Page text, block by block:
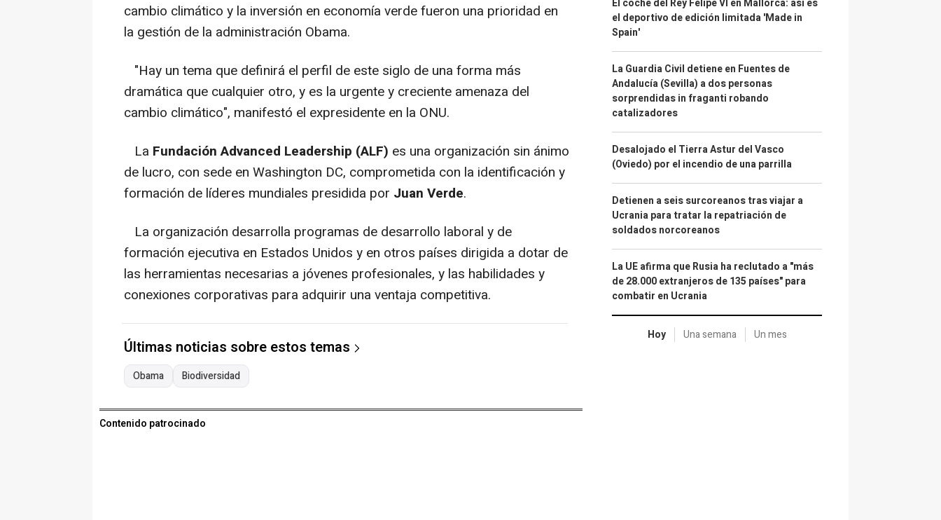
cambio climático y la inversión en economía verde fueron una prioridad en
la gestión de la administración Obama.
"Hay un tema que definirá el perfil de este siglo de una forma más
dramática que cualquier otro, y es la urgente y creciente amenaza del
cambio climático", manifestó el expresidente en la ONU.
La Fundación Advanced Leadership (ALF) es una organización sin ánimo
de lucro, con sede en Washington DC, comprometida con la identificación y
formación de líderes mundiales presidida por Juan Verde.
La organización desarrolla programas de desarrollo laboral y de
formación ejecutiva en Estados Unidos y en otros países dirigida a dotar de
las herramientas necesarias a jóvenes profesionales, y las habilidades y
conexiones corporativas para adquirir una ventaja competitiva.
Últimas noticias sobre estos temas
Obama Biodiversidad
Contenido patrocinado
El coche del Rey Felipe VI en Mallorca: así es
el deportivo de edición limitada 'Made in
Spain'
La Guardia Civil detiene en Fuentes de
Andalucía (Sevilla) a dos personas
sorprendidas in fraganti robando
catalizadores
Desalojado el Tierra Astur del Vasco
(Oviedo) por el incendio de una parrilla
Detienen a seis surcoreanos tras viajar a
Ucrania para tratar la repatriación de
soldados norcoreanos
La UE afirma que Rusia ha reclutado a "más
de 28.000 extranjeros de 135 países" para
combatir en Ucrania
Hoy Una semana Un mes